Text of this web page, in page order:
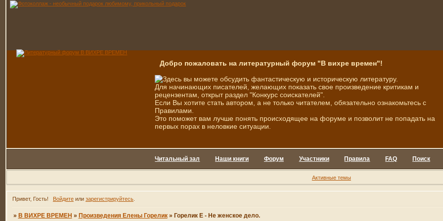
Добро пожаловать на литературный форум "В вихре времен"!
Здесь вы можете обсудить фантастическую и историческую литературу.
Для начинающих писателей, желающих показать свое произведение критикам и
рецензентам, открыт раздел "Конкурс соискателей".
Если Вы хотите стать автором, а не только читателем, обязательно ознакомьтесь с
Правилами.
Это поможет вам лучше понять происходящее на форуме и позволит не попадать на
первых порах в неловкие ситуации.
Читальный зал Наши книги Форум Участники Правила FAQ Поиск
Активные темы
Привет, Гость! Войдитеили зарегистрируйтесь.
» В ВИХРЕ ВРЕМЕН » Произведения Елены Горелик » Горелик Е - Не женское дело.